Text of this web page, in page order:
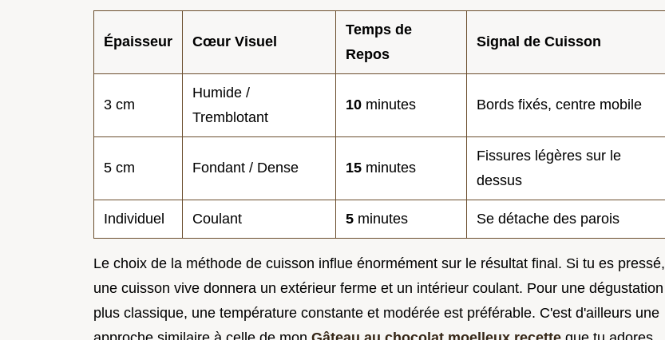
Épaisseur Cœur Visuel
Temps de
Repos
Signal de Cuisson
3 cm
Humide /
Tremblotant
10 minutes Bords fixés, centre mobile
5 cm Fondant / Dense 15 minutes
Fissures légères sur le
dessus
Individuel Coulant 5 minutes Se détache des parois
Le choix de la méthode de cuisson influe énormément sur le résultat final. Si tu es pressé,
une cuisson vive donnera un extérieur ferme et un intérieur coulant. Pour une dégustation
plus classique, une température constante et modérée est préférable. C'est d'ailleurs une